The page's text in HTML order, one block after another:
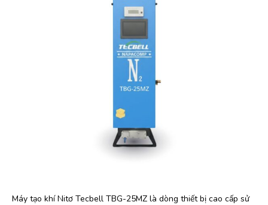
Máy tạo khí Nitơ Tecbell TBG-25MZ là dòng thiết bị cao cấp sử